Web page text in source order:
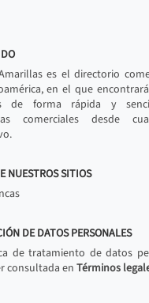
es el directorio
en el que
de forma rápida y
comerciales desde
NUESTROS SITIOS
DE DATOS PERSONALES
de tratamiento de datos
consultada en Términos